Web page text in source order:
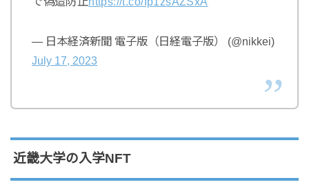
— 日本経済新聞 電子版（日経電子版） (@nikkei)
July 17, 2023
近畿大学の入学NFT